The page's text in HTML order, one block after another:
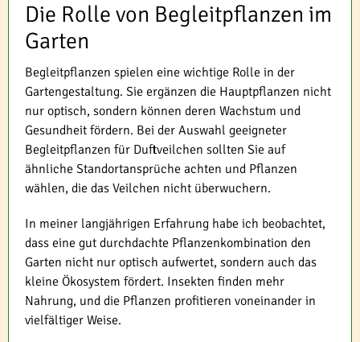
Die Rolle von Begleitpflanzen im
Garten
Begleitpflanzen spielen eine wichtige Rolle in der
Gartengestaltung. Sie ergänzen die Hauptpflanzen nicht
nur optisch, sondern können deren Wachstum und
Gesundheit fördern. Bei der Auswahl geeigneter
Begleitpflanzen für Duftveilchen sollten Sie auf
ähnliche Standortansprüche achten und Pflanzen
wählen, die das Veilchen nicht überwuchern.
In meiner langjährigen Erfahrung habe ich beobachtet,
dass eine gut durchdachte Pflanzenkombination den
Garten nicht nur optisch aufwertet, sondern auch das
kleine Ökosystem fördert. Insekten finden mehr
Nahrung, und die Pflanzen profitieren voneinander in
vielfältiger Weise.